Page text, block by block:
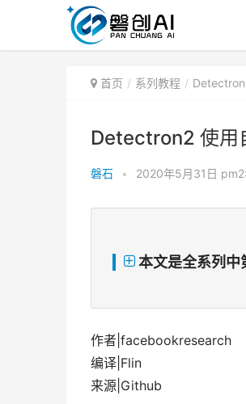
首页 系列教程
Detectron2 使用
磐石 • 2020年5月31日
本文是全系列中
作者|facebookresearch
编译|Flin
来源|Github